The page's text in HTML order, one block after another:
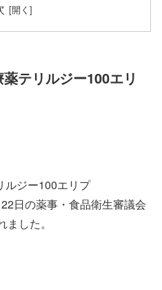
テリルジー100エリ
ルジー100エリプ
日の薬事・食品衛生審議会
した。